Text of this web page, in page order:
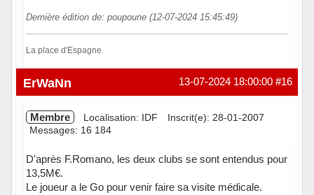
Dernière édition de: poupoune (12-07-2024 15:45:49)
La place d'Espagne
Hors ligne #16
13-07-2024 18:00:00
ErWaNn
Membre Localisation: IDF
Inscrit(e): 28-01-2007
Messages: 16 184
D'après F.Romano, les deux clubs se sont entendus pour
13,5M€.
Le joueur a le Go pour venir faire sa visite médicale.